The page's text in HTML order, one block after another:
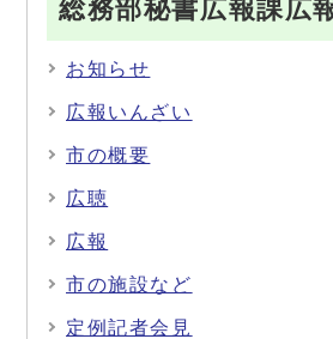
総務部秘書広報課広
お知らせ
広報いんざい
市の概要
広聴
広報
市の施設など
定例記者会見